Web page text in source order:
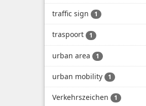
traffic sign 1
traspoort 1
urban area 1
urban mobility 1
Verkehrszeichen 1